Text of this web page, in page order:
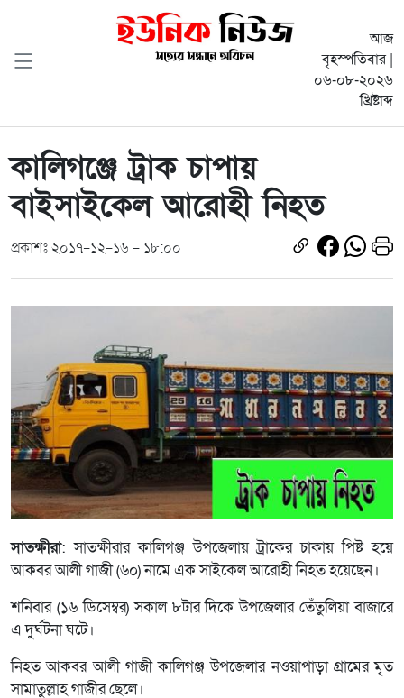
আজ
বৃহস্পতিবার |
০৬-০৮-২০২৬
খ্রিষ্টাব্দ
কালিগঞ্জে ট্রাক চাপায়
বাইসাইকেল আরোহী নিহত
প্রকাশঃ ২০১৭-১২-১৬ - ১৮:০০
সাতক্ষীরা: সাতক্ষীরার কালিগঞ্জ উপজেলায় ট্রাকের চাকায় পিষ্ট হয়ে
আকবর আলী গাজী (৬০) নামে এক সাইকেল আরোহী নিহত হয়েছেন।
শনিবার (১৬ ডিসেম্বর) সকাল ৮টার দিকে উপজেলার তেঁতুলিয়া বাজারে
এ দুর্ঘটনা ঘটে।
নিহত আকবর আলী গাজী কালিগঞ্জ উপজেলার নওয়াপাড়া গ্রামের মৃত
সামাতুল্লাহ গাজীর ছেলে।